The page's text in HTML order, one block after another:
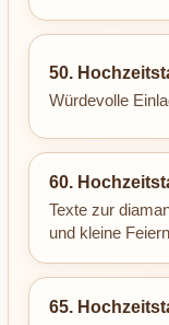
50.
Würdevolle
60.
Texte zur
und kleine
65.